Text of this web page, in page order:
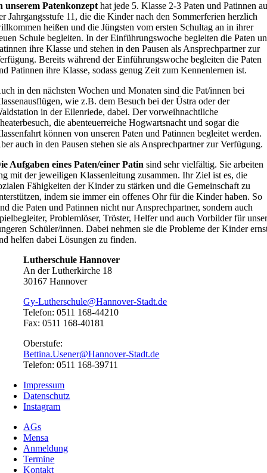
unserem Patenkonzept hat jede 5. Klasse 2-3 Paten und Patinnen
Jahrgangsstufe 11, die die Kinder nach den Sommerferien herzlich
heißen und die Jüngsten vom ersten Schultag an in ihrer
Schule begleiten. In der Einführungswoche begleiten die Paten
ihre Klasse und stehen in den Pausen als Ansprechpartner zur
Bereits während der Einführungswoche begleiten die Paten
Patinnen ihre Klasse, sodass genug Zeit zum Kennenlernen ist.
in den nächsten Wochen und Monaten sind die Pat/innen bei
wie z.B. dem Besuch bei der Üstra oder der
in der Eilenriede, dabei. Der vorweihnachtliche
die abenteuerreiche Hogwartsnacht und sogar die
können von unseren Paten und Patinnen begleitet werden.
auch in den Pausen stehen sie als Ansprechpartner zur Verfügung.
Aufgaben eines Paten/einer Patinsind sehr vielfältig. Sie arbeiten
mit der jeweiligen Klassenleitung zusammen. Ihr Ziel ist es, die
Fähigkeiten der Kinder zu stärken und die Gemeinschaft zu
indem sie immer ein offenes Ohr für die Kinder haben. So
die Paten und Patinnen nicht nur Ansprechpartner, sondern auch
Problemlöser, Tröster, Helfer und auch Vorbilder für
Schüler/innen. Dabei nehmen sie die Probleme der Kinder
helfen dabei Lösungen zu finden.
Lutherschule Hannover
An der Lutherkirche 18
30167 Hannover
Gy-Lutherschule@Hannover-Stadt.de
Telefon: 0511 168-44210
Fax: 0511 168-40181
Oberstufe:
Bettina.Usener@Hannover-Stadt.de
Telefon: 0511 168-39711
Impressum
Datenschutz
Instagram
AGs
Mensa
Anmeldung
Termine
Kontakt